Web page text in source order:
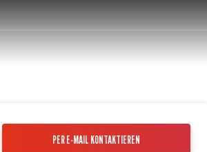
PER E-MAIL KONTAKTIEREN